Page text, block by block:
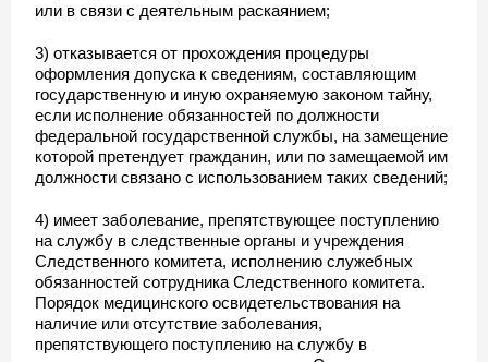
или в связи с деятельным раскаянием;
3) отказывается от прохождения процедуры
оформления допуска к сведениям, составляющим
государственную и иную охраняемую законом тайну,
если исполнение обязанностей по должности
федеральной государственной службы, на замещение
которой претендует гражданин, или по замещаемой им
должности связано с использованием таких сведений;
4) имеет заболевание, препятствующее поступлению
на службу в следственные органы и учреждения
Следственного комитета, исполнению служебных
обязанностей сотрудника Следственного комитета.
Порядок медицинского освидетельствования на
наличие или отсутствие заболевания,
препятствующего поступлению на службу в